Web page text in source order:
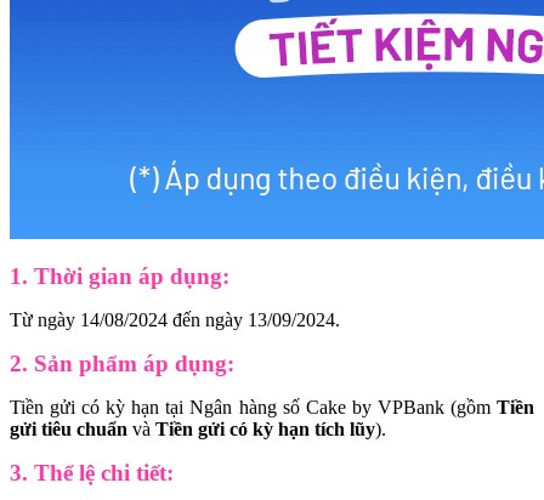
1. Thời gian áp dụng:
Từ ngày 14/08/2024 đến ngày 13/09/2024.
2. Sản phẩm áp dụng:
Tiền gửi có kỳ hạn tại Ngân hàng số Cake by VPBank (gồm Tiền
gửi tiêu chuẩn và Tiền gửi có kỳ hạn tích lũy).
3. Thể lệ chi tiết: